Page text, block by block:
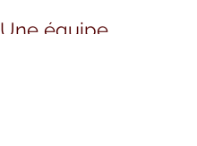
Une équipe